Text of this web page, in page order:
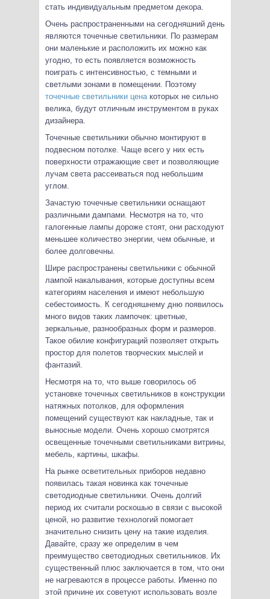
стать индивидуальным предметом декора.
Очень распространенными на сегодняшний день
являются точечные светильники. По размерам
они маленькие и расположить их можно как
угодно, то есть появляется возможность
поиграть с интенсивностью, с темными и
светлыми зонами в помещении. Поэтому
точечные светильники ценакоторых не сильно
велика, будут отличным инструментом в руках
дизайнера.
Точечные светильники обычно монтируют в
подвесном потолке. Чаще всего у них есть
поверхности отражающие свет и позволяющие
лучам света рассеиваться под небольшим
углом.
Зачастую точечные светильники оснащают
различными дампами. Несмотря на то, что
галогенные лампы дороже стоят, они расходуют
меньшее количество энергии, чем обычные, и
более долговечны.
Шире распространены светильники с обычной
лампой накалывания, которые доступны всем
категориям населения и имеют небольшую
себестоимость. К сегодняшнему дню появилось
много видов таких лампочек: цветные,
зеркальные, разнообразных форм и размеров.
Такое обилие конфигураций позволяет открыть
простор для полетов творческих мыслей и
фантазий.
Несмотря на то, что выше говорилось об
установке точечных светильников в конструкции
натяжных потолков, для оформления
помещений существуют как накладные, так и
выносные модели. Очень хорошо смотрятся
освещенные точечными светильниками витрины,
мебель, картины, шкафы.
На рынке осветительных приборов недавно
появилась такая новинка как точечные
светодиодные светильники. Очень долгий
период их считали роскошью в связи с высокой
ценой, но развитие технологий помогает
значительно снизить цену на такие изделия.
Давайте, сразу же определим в чем
преимущество светодиодных светильников. Их
существенный плюс заключается в том, что они
не нагреваются в процессе работы. Именно по
этой причине их советуют использовать возле